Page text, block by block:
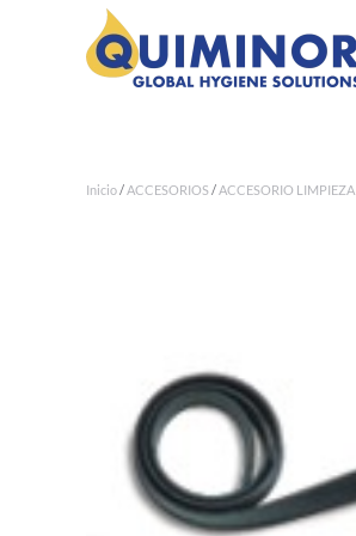
Ir al contenido principal
Inicio/ACCESORIOS/ACCESORIO LIMPIEZA